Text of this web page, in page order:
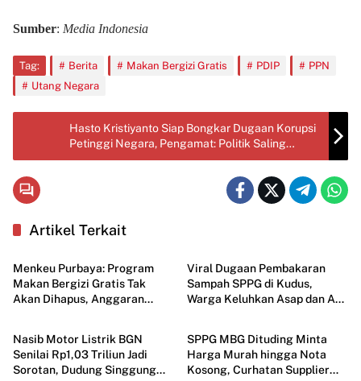
Sumber: Media Indonesia
Tag: Berita Makan Bergizi Gratis PDIP
PPN
Utang Negara
Hasto Kristiyanto Siap Bongkar Dugaan Korupsi
Petinggi Negara, Pengamat: Politik Saling
Sandera Masih Dominan
Artikel Terkait
Nasional
Menkeu Purbaya: Program
Makan Bergizi Gratis Tak
Akan Dihapus, Anggaran
Viral Dugaan Pembakaran
Sampah SPPG di Kudus,
Warga Keluhkan Asap dan Api
Hukum
Nasib Motor Listrik BGN
Senilai Rp1,03 Triliun Jadi
Sorotan, Dudung Singgung
Ekonomi
SPPG MBG Dituding Minta
Harga Murah hingga Nota
Kosong, Curhatan Supplier
Hukum Nasional